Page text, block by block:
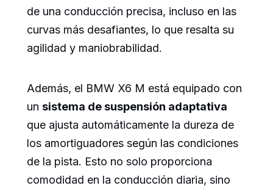
de una conducción precisa, incluso en las
curvas más desafiantes, lo que resalta su
agilidad y maniobrabilidad.
Además, el BMW X6 M está equipado con
un sistema de suspensión adaptativa
que ajusta automáticamente la dureza de
los amortiguadores según las condiciones
de la pista. Esto no solo proporciona
comodidad en la conducción diaria, sino